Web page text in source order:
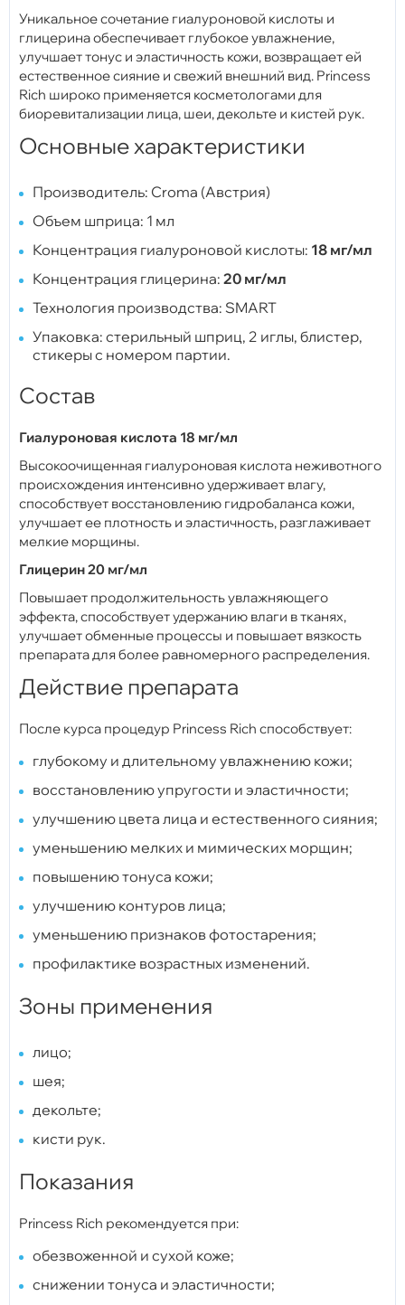
Уникальное сочетание гиалуроновой кислоты и
глицерина обеспечивает глубокое увлажнение,
улучшает тонус и эластичность кожи, возвращает ей
естественное сияние и свежий внешний вид. Princess
Rich широко применяется косметологами для
биоревитализации лица, шеи, декольте и кистей рук.
Основные характеристики
Производитель: Croma (Австрия)
Объем шприца: 1 мл
Концентрация гиалуроновой кислоты: 18 мг/мл
Концентрация глицерина: 20 мг/мл
Технология производства: SMART
Упаковка: стерильный шприц, 2 иглы, блистер,
стикеры с номером партии.
Состав
Гиалуроновая кислота 18 мг/мл
Высокоочищенная гиалуроновая кислота неживотного
происхождения интенсивно удерживает влагу,
способствует восстановлению гидробаланса кожи,
улучшает ее плотность и эластичность, разглаживает
мелкие морщины.
Глицерин 20 мг/мл
Повышает продолжительность увлажняющего
эффекта, способствует удержанию влаги в тканях,
улучшает обменные процессы и повышает вязкость
препарата для более равномерного распределения.
Действие препарата
После курса процедур Princess Rich способствует:
глубокому и длительному увлажнению кожи;
восстановлению упругости и эластичности;
улучшению цвета лица и естественного сияния;
уменьшению мелких и мимических морщин;
повышению тонуса кожи;
улучшению контуров лица;
уменьшению признаков фотостарения;
профилактике возрастных изменений.
Зоны применения
лицо;
шея;
декольте;
кисти рук.
Показания
Princess Rich рекомендуется при:
обезвоженной и сухой коже;
снижении тонуса и эластичности;